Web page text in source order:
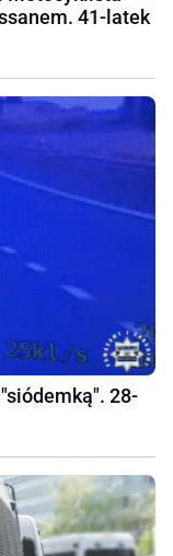
41-latek
28-